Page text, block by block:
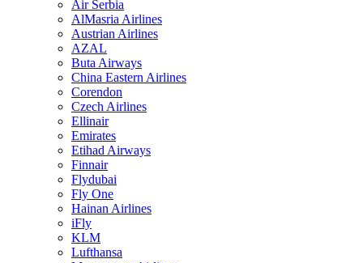
Air Serbia
AlMasria Airlines
Austrian Airlines
AZAL
Buta Airways
China Eastern Airlines
Corendon
Czech Airlines
Ellinair
Emirates
Etihad Airways
Finnair
Flydubai
Fly One
Hainan Airlines
iFly
KLM
Lufthansa